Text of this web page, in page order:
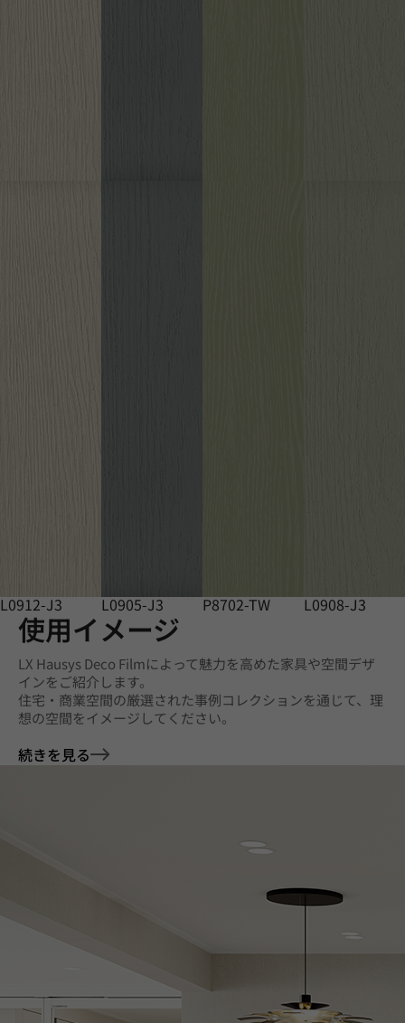
L0912-J3 L0905-J3 P8702-TW L0908-J3
使用イメージ
LX Hausys Deco Filmによって魅力を高めた家具や空間デザ
インをご紹介します。
住宅・商業空間の厳選された事例コレクションを通じて、理
想の空間をイメージしてください。
続きを見る